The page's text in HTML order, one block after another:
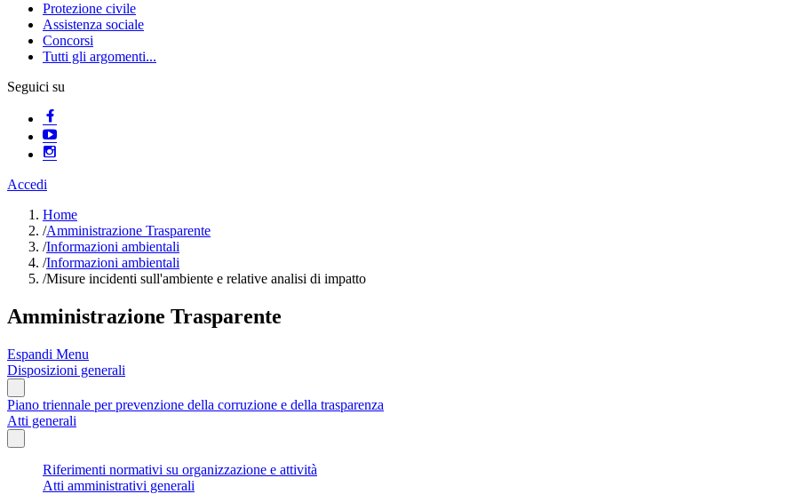
Protezione civile
Assistenza sociale
Concorsi
Tutti gli argomenti...
Seguici su
Accedi
Home
/Amministrazione Trasparente
/Informazioni ambientali
/Informazioni ambientali
/Misure incidenti sull'ambiente e relative analisi di impatto
Amministrazione Trasparente
Espandi Menu
Disposizioni generali
Piano triennale per prevenzione della corruzione e della trasparenza
Atti generali
Riferimenti normativi su organizzazione e attività
Atti amministrativi generali